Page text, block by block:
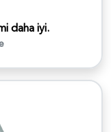
daha iyi.